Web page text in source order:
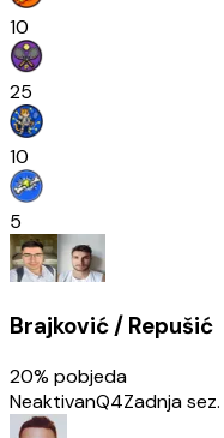
10
25
10
5
Brajković / Repušić
20% pobjeda
NeaktivanQ4Zadnja sez.